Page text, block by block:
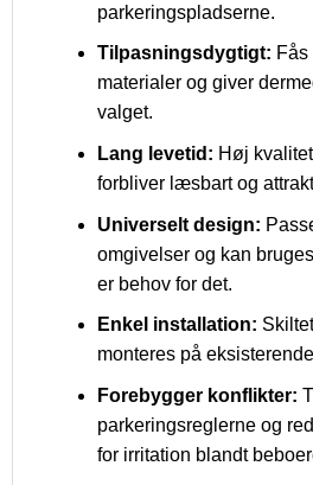
parkeringspladserne.
Tilpasningsdygtigt:
materialer og giver
valget.
Lang levetid: Høj
forbliver læsbart og
Universelt design:
omgivelser og kan
er behov for det.
Enkel installation:
monteres på
Forebygger konflikter:
parkeringsreglerne og
for irritation blandt